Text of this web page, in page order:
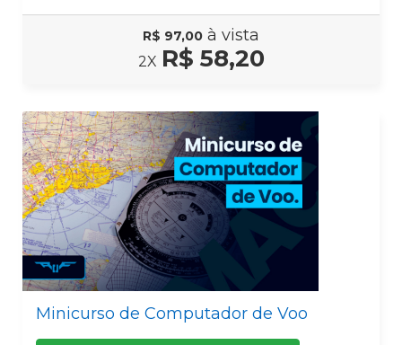
R$ 97,00 à vista
2X R$ 58,20
Minicurso de Computador de Voo